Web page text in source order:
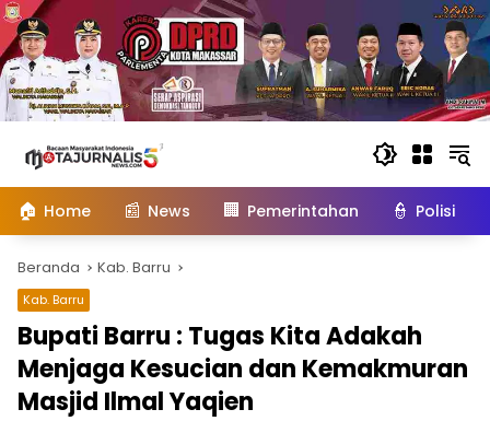
konten
🏠 Home 📰 News 🏢 Pemerintahan 👮 Polisi
Beranda Kab. Barru
Kab. Barru
Bupati Barru : Tugas Kita Adakah
Menjaga Kesucian dan Kemakmuran
Masjid Ilmal Yaqien